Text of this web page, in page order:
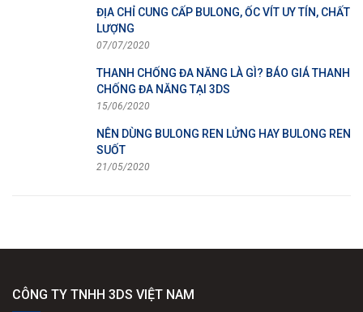
ĐỊA CHỈ CUNG CẤP BULONG, ỐC VÍT UY TÍN, CHẤT
LƯỢNG
07/07/2020
THANH CHỐNG ĐA NĂNG LÀ GÌ? BÁO GIÁ THANH
CHỐNG ĐA NĂNG TẠI 3DS
15/06/2020
NÊN DÙNG BULONG REN LỬNG HAY BULONG REN
SUỐT
21/05/2020
CÔNG TY TNHH 3DS VIỆT NAM